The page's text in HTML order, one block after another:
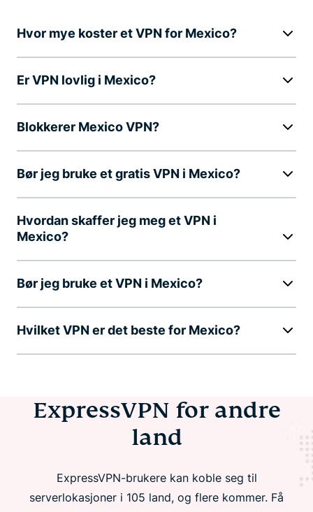
Hvor mye koster et VPN for Mexico?
Er VPN lovlig i Mexico?
Blokkerer Mexico VPN?
Bør jeg bruke et gratis VPN i Mexico?
Hvordan skaffer jeg meg et VPN i
Mexico?
Bør jeg bruke et VPN i Mexico?
Hvilket VPN er det beste for Mexico?
ExpressVPN for andre
land
ExpressVPN-brukere kan koble seg til
serverlokasjoner i 105 land, og flere kommer. Få